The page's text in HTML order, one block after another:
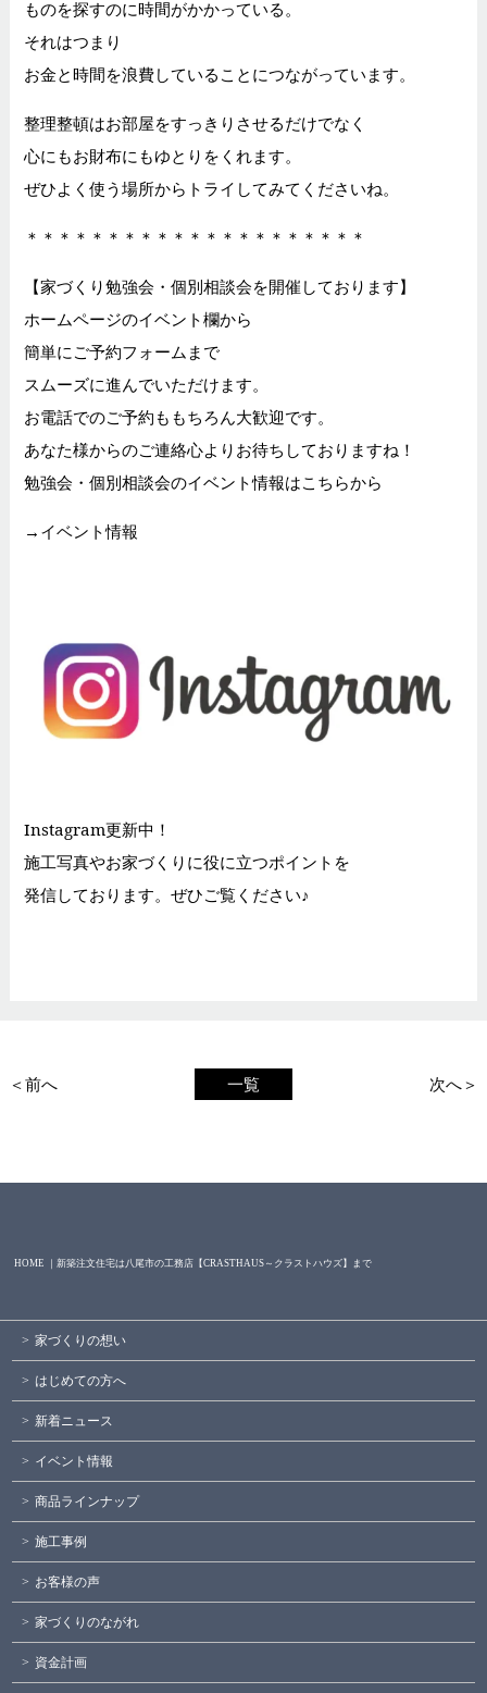
ものを探すのに時間がかかっている。
それはつまり
お金と時間を浪費していることにつながっています。
整理整頓はお部屋をすっきりさせるだけでなく
心にもお財布にもゆとりをくれます。
ぜひよく使う場所からトライしてみてくださいね。
＊＊＊＊＊＊＊＊＊＊＊＊＊＊＊＊＊＊＊＊＊
【家づくり勉強会・個別相談会を開催しております】
ホームページのイベント欄から
簡単にご予約フォームまで
スムーズに進んでいただけます。
お電話でのご予約ももちろん大歓迎です。
あなた様からのご連絡心よりお待ちしておりますね！
勉強会・個別相談会のイベント情報はこちらから
→ イベント情報
Instagram更新中！
施工写真やお家づくりに役に立つポイントを
発信しております。ぜひご覧ください♪
一覧
＜前へ 次へ＞
HOME ｜新築注文住宅は八尾市の工務店【CRASTHAUS～クラストハウズ】まで
家づくりの想い
はじめての方へ
新着ニュース
イベント情報
商品ラインナップ
施工事例
お客様の声
家づくりのながれ
資金計画